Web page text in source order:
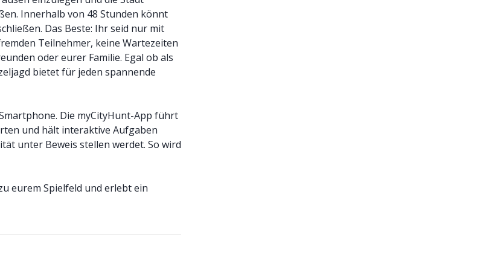
Innerhalb von 48 Stunden könnt
Das Beste: Ihr seid nur mit
Teilnehmer, keine Wartezeiten
oder eurer Familie. Egal ob als
bietet für jeden spannende
Die myCityHunt-App führt
und hält interaktive Aufgaben
unter Beweis stellen werdet. So wird
eurem Spielfeld und erlebt ein